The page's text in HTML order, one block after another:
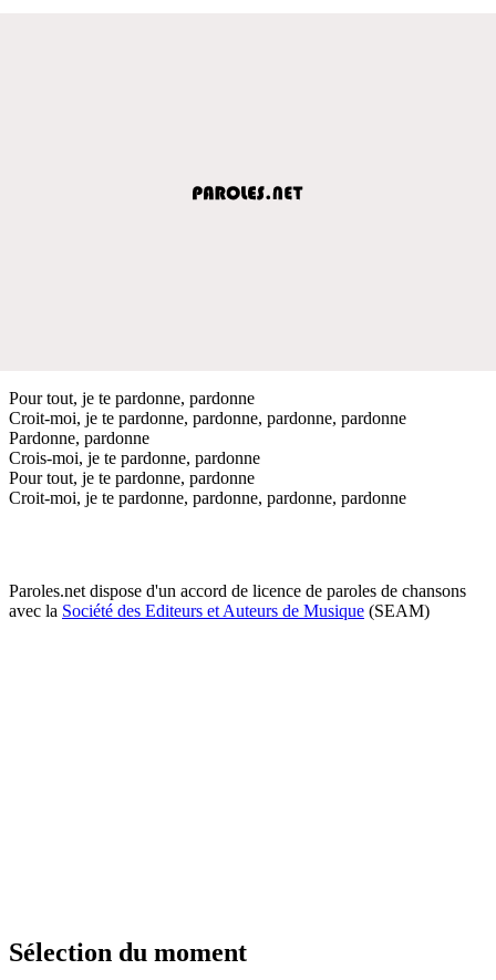
Pour tout, je te pardonne, pardonne
Croit-moi, je te pardonne, pardonne, pardonne, pardonne
Pardonne, pardonne
Crois-moi, je te pardonne, pardonne
Pour tout, je te pardonne, pardonne
Croit-moi, je te pardonne, pardonne, pardonne, pardonne
Paroles.net dispose d'un accord de licence de paroles de chansons
avec la Société des Editeurs et Auteurs de Musique (SEAM)
Sélection du moment